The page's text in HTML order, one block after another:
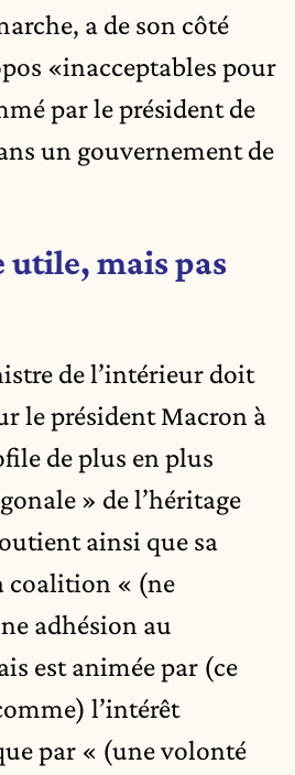
a de son côté
«inacceptables pour
par le président de
un gouvernement de
utile, mais pas
de l’intérieur doit
le président Macron à
de plus en plus
» de l’héritage
ainsi que sa
coalition « (ne
adhésion au
est animée par (ce
l’intérêt
par « (une volonté